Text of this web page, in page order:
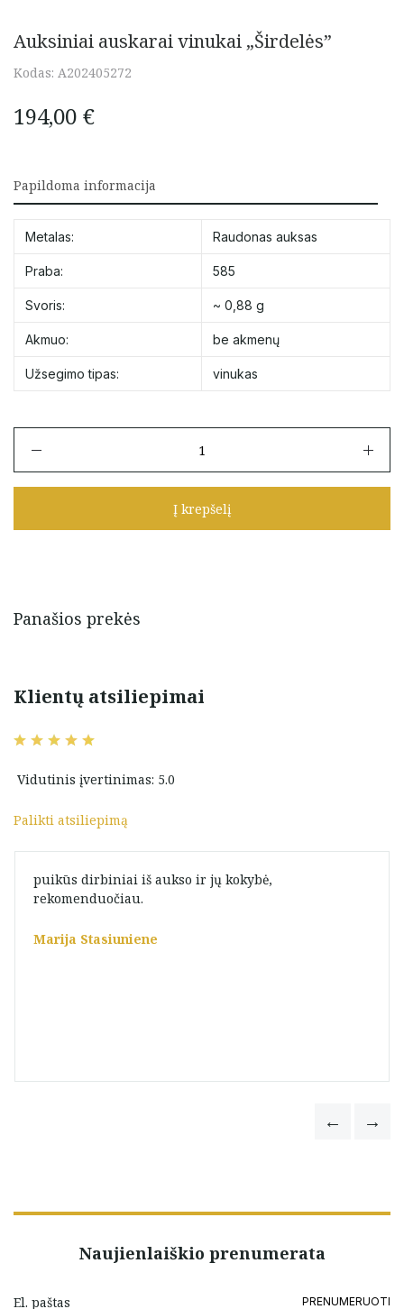
Auksiniai auskarai vinukai „Širdelės”
Kodas: A202405272
194,00 €
Papildoma informacija
Metalas: Raudonas auksas
Praba: 585
Svoris: ~ 0,88 g
Akmuo: be akmenų
Užsegimo tipas: vinukas
Auksiniai
"Širdelės"
Į krepšelį
Panašios prekės
Klientų atsiliepimai
Vidutinis įvertinimas: 5.0
Palikti atsiliepimą
puikūs dirbiniai iš aukso ir jų kokybė,
rekomenduočiau.
Marija Stasiuniene
Naujienlaiškio prenumerata
PRENUMERUOTI